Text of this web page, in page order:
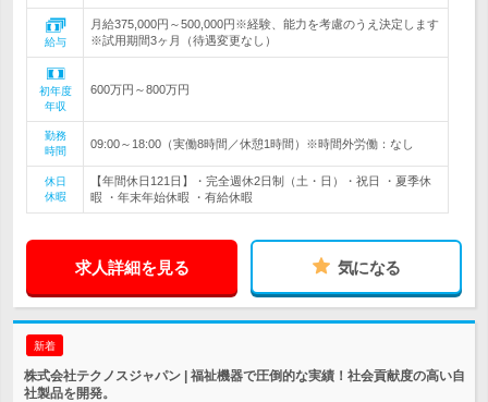
給与
月給375,000円～500,000円※経験、能力を考慮のうえ決定します
※試用期間3ヶ月（待遇変更なし）
初年度
年収
600万円～800万円
勤務
時間
09:00～18:00（実働8時間／休憩1時間）※時間外労働：なし
休日
休暇
【年間休日121日】・完全週休2日制（土・日）・祝日 ・夏季休
暇 ・年末年始休暇 ・有給休暇
求人詳細を見る 気になる
新着
株式会社テクノスジャパン | 福祉機器で圧倒的な実績！社会貢献度の高い自
社製品を開発。